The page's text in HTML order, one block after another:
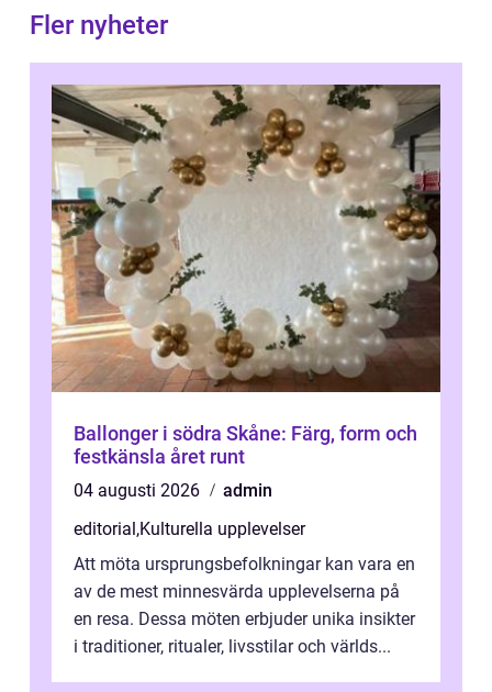
Fler nyheter
Ballonger i södra Skåne: Färg, form och
festkänsla året runt
04 augusti 2026
admin
editorial ,Kulturella upplevelser
Att möta ursprungsbefolkningar kan vara en
av de mest minnesvärda upplevelserna på
en resa. Dessa möten erbjuder unika insikter
i traditioner, ritualer, livsstilar och världs...